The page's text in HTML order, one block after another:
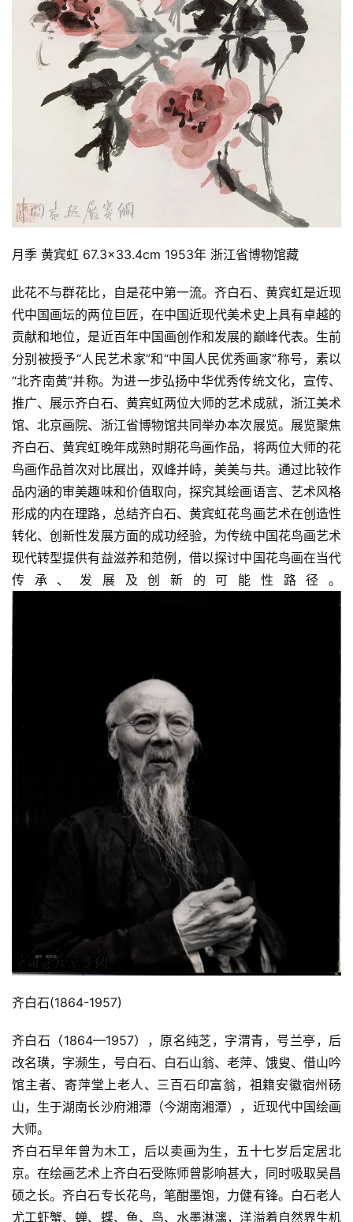
月季 黄宾虹 67.3×33.4cm 1953年 浙江省博物馆藏
此花不与群花比，自是花中第一流。齐白石、黄宾虹是近现
代中国画坛的两位巨匠，在中国近现代美术史上具有卓越的
贡献和地位，是近百年中国画创作和发展的巅峰代表。生前
分别被授予“人民艺术家”和“中国人民优秀画家”称号，素以
“北齐南黄”并称。为进一步弘扬中华优秀传统文化，宣传、
推广、展示齐白石、黄宾虹两位大师的艺术成就，浙江美术
馆、北京画院、浙江省博物馆共同举办本次展览。展览聚焦
齐白石、黄宾虹晚年成熟时期花鸟画作品，将两位大师的花
鸟画作品首次对比展出，双峰并峙，美美与共。通过比较作
品内涵的审美趣味和价值取向，探究其绘画语言、艺术风格
形成的内在理路，总结齐白石、黄宾虹花鸟画艺术在创造性
转化、创新性发展方面的成功经验，为传统中国花鸟画艺术
现代转型提供有益滋养和范例，借以探讨中国花鸟画在当代
传承、发展及创新的可能性路径。
齐白石(1864-1957)
齐白石（1864—1957），原名纯芝，字渭青，号兰亭，后
改名璜，字濒生，号白石、白石山翁、老萍、饿叟、借山吟
馆主者、寄萍堂上老人、三百石印富翁，祖籍安徽宿州砀
山，生于湖南长沙府湘潭（今湖南湘潭），近现代中国绘画
大师。
齐白石早年曾为木工，后以卖画为生，五十七岁后定居北
京。在绘画艺术上齐白石受陈师曾影响甚大，同时吸取吴昌
硕之长。齐白石专长花鸟，笔酣墨饱，力健有锋。白石老人
尤工虾蟹、蝉、蝶、鱼、鸟、水墨淋漓，洋溢着自然界生机